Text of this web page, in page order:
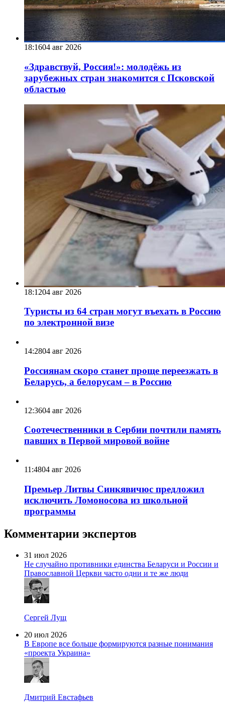
18:1604 авг 2026
«Здравствуй, Россия!»: молодёжь из
зарубежных стран знакомится с Псковской
областью
18:1204 авг 2026
Туристы из 64 стран могут въехать в Россию
по электронной визе
14:2804 авг 2026
Россиянам скоро станет проще переезжать в
Беларусь, а белорусам – в Россию
12:3604 авг 2026
Соотечественники в Сербии почтили память
павших в Первой мировой войне
11:4804 авг 2026
Премьер Литвы Синкявичюс предложил
исключить Ломоносова из школьной
программы
Комментарии экспертов
31 июл 2026
Не случайно противники единства Беларуси и России и
Православной Церкви часто одни и те же люди
Сергей Лущ
20 июл 2026
В Европе все больше формируются разные понимания
«проекта Украина»
Дмитрий Евстафьев